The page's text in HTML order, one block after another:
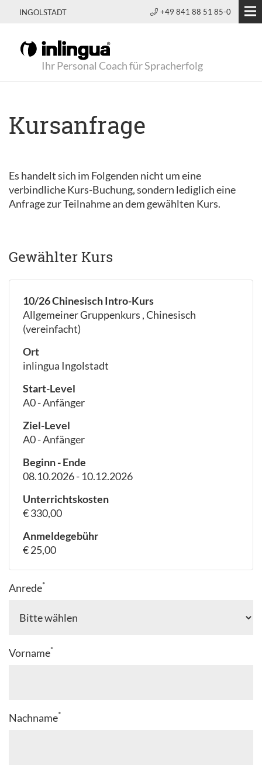
INGOLSTADT +49 841 88 51 85-0
Ihr Personal Coach für Spracherfolg
Kursanfrage
Es handelt sich im Folgenden nicht um eine
verbindliche Kurs-Buchung, sondern lediglich eine
Anfrage zur Teilnahme an dem gewählten Kurs.
Gewählter Kurs
10/26 Chinesisch Intro-Kurs
Allgemeiner Gruppenkurs , Chinesisch
(vereinfacht)
Ort
inlingua Ingolstadt
Start-Level
A0 - Anfänger
Ziel-Level
A0 - Anfänger
Beginn - Ende
08.10.2026 - 10.12.2026
Unterrichtskosten
€ 330,00
Anmeldegebühr
€ 25,00
Anrede*
Vorname*
Nachname*